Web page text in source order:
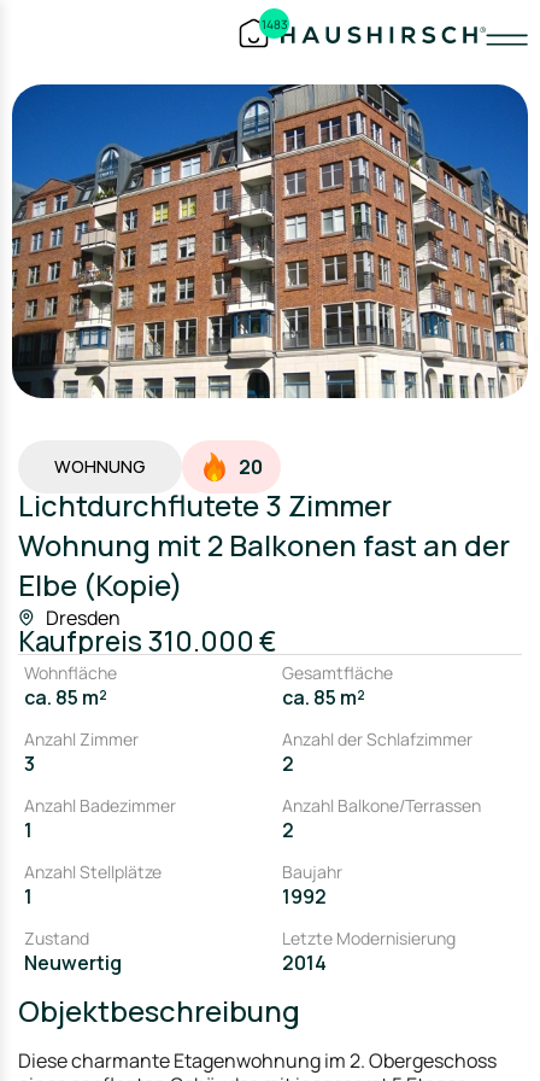
1483
WOHNUNG 20
Lichtdurchflutete 3 Zimmer
Wohnung mit 2 Balkonen fast an der
Elbe (Kopie)
Dresden
Kaufpreis310.000 €
Wohnfläche
ca. 85 m²
Gesamtfläche
ca. 85 m²
Anzahl Zimmer
3
Anzahl der Schlafzimmer
2
Anzahl Badezimmer
1
Anzahl Balkone/Terrassen
2
Anzahl Stellplätze
1
Baujahr
1992
Zustand
Neuwertig
Letzte Modernisierung
2014
Objektbeschreibung
Diese charmante Etagenwohnung im 2. Obergeschoss